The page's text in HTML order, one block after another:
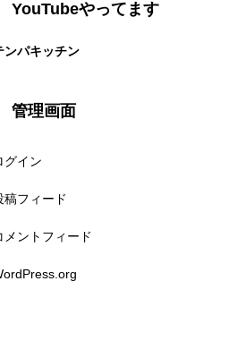
YouTubeやってます
ンパキッチン
管理画面
グイン
稿フィード
メントフィード